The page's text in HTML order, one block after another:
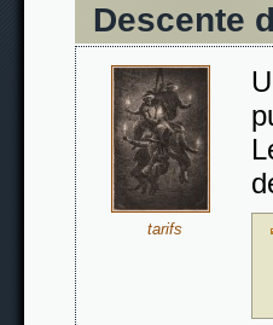
Descente
tarifs